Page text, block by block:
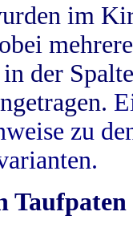
im
der
zu
Taufpaten